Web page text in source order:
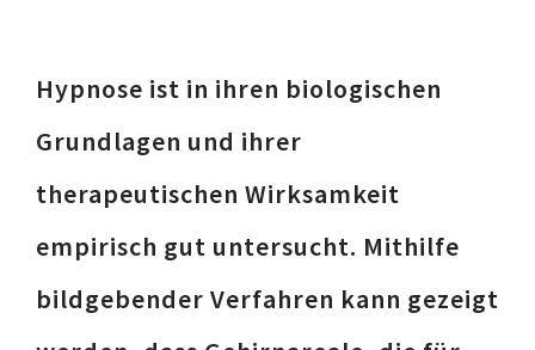
Hypnose ist in ihren biologischen
Grundlagen und ihrer
therapeutischen Wirksamkeit
empirisch gut untersucht. Mithilfe
bildgebender Verfahren kann gezeigt